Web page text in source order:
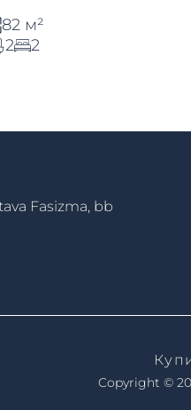
82 м²
2
2
Fasizma, bb
Copyright ©